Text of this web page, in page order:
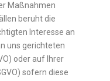
Maßnahmen
beruht die
Interesse an
uns gerichteten
oder auf Ihrer
sofern diese